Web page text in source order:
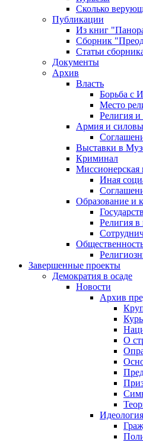
Сколько
Публикации
Из книг
Сборник
Статьи
Документы
Архив
Власть
Борьба с
Место
Религия и
Армия и
Выставки в
Криминал
Миссионерская
Иная
Образование и
Религия в
Завершенные проекты
Демократия в осаде
Новости
Архив
О
Идеология